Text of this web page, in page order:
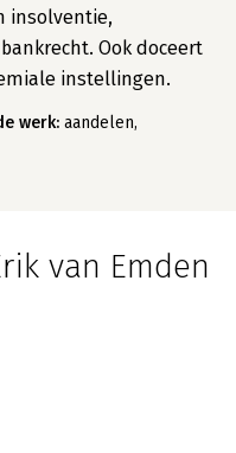
insolventie,
Ook doceert
instellingen.
werk: aandelen,
van Emden